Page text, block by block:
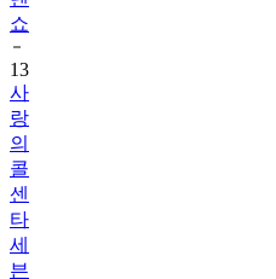
쇼
13
사
랑
의
콜
센
타
세
븐